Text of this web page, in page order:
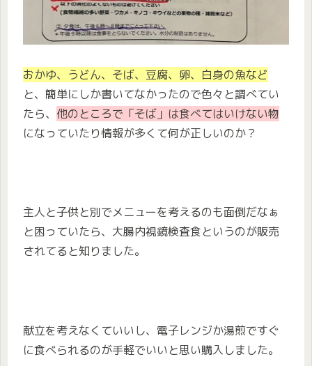
おかゆ、うどん、そば、豆腐、卵、白身の魚など
と、簡単にしか書いてなかったので色々と調べてい
たら、 他のところで「そば」は食べてはいけない物
になっていたり情報が多くて何が正しいのか？
主人と子供と別でメニューを考えるのも面倒だなぁ
と困っていたら、大腸内視鏡検査食というのが販売
されてると知りました。
献立を考えなくていいし、電子レンジか湯煎ですぐ
に食べられるのが手軽でいいと思い購入しました。